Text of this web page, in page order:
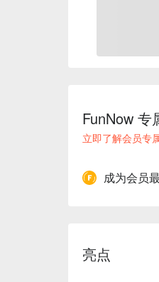
FunNow 专
立即了解会员专
成为会员
亮点